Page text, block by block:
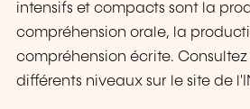
intensifs et compacts sont la
compréhension orale, la
compréhension écrite. Consultez
différents niveaux sur le site de